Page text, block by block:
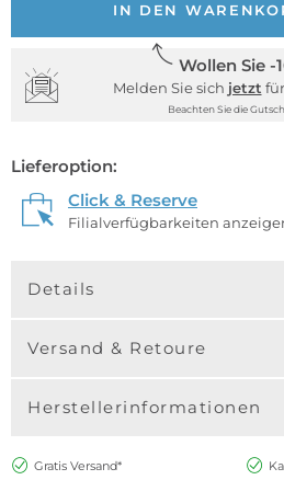
IN DEN
Wollen Sie -
Melden Sie sich jetzt
Beachten Sie die
Lieferoption:
Click & Reserve
Filialverfügbarkeiten
Details
Versand & Retoure
Herstellerinformationen
Gratis Versand*